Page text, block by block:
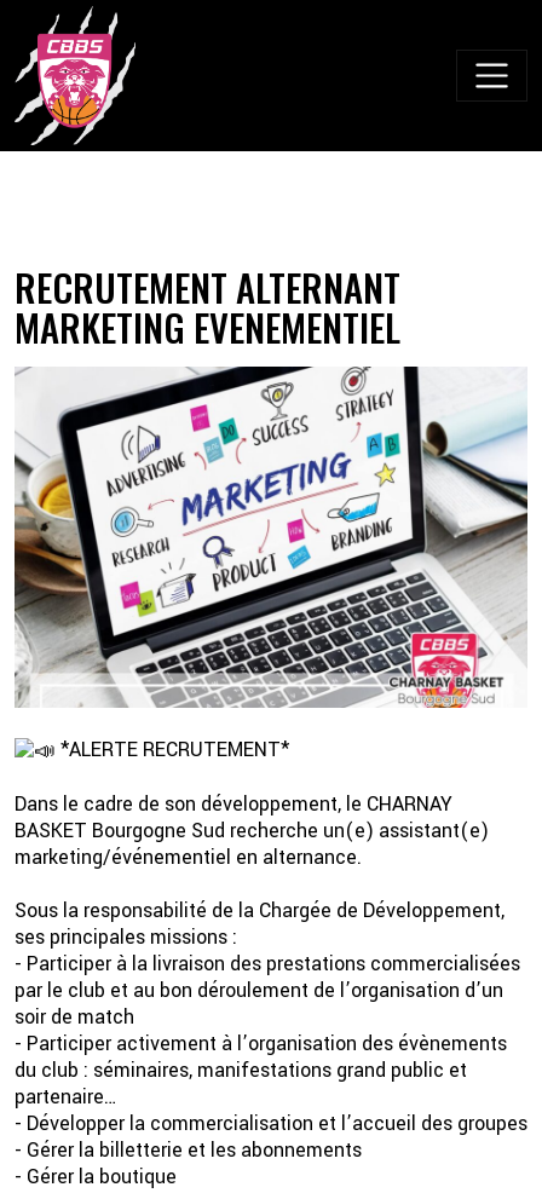
content
💦
RECRUTEMENT ALTERNANT
MARKETING EVENEMENTIEL
*ALERTE RECRUTEMENT*
Dans le cadre de son développement, le CHARNAY
BASKET Bourgogne Sud recherche un(e) assistant(e)
marketing/événementiel en alternance.
Sous la responsabilité de la Chargée de Développement,
ses principales missions :
- Participer à la livraison des prestations commercialisées
par le club et au bon déroulement de l’organisation d’un
soir de match
- Participer activement à l’organisation des évènements
du club : séminaires, manifestations grand public et
partenaire…
- Développer la commercialisation et l’accueil des groupes
- Gérer la billetterie et les abonnements
- Gérer la boutique